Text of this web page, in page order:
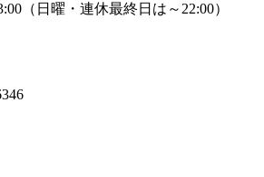
（日曜・連休最終日は～22:00）